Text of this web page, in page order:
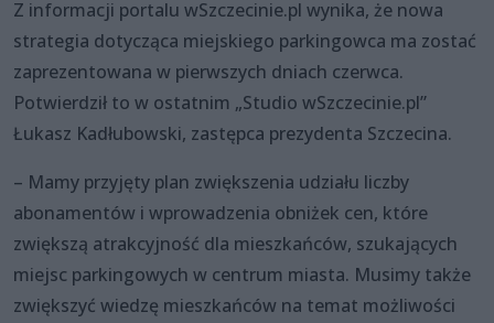
Z informacji portalu wSzczecinie.pl wynika, że nowa
strategia dotycząca miejskiego parkingowca ma zostać
zaprezentowana w pierwszych dniach czerwca.
Potwierdził to w ostatnim „Studio wSzczecinie.pl”
Łukasz Kadłubowski, zastępca prezydenta Szczecina.
– Mamy przyjęty plan zwiększenia udziału liczby
abonamentów i wprowadzenia obniżek cen, które
zwiększą atrakcyjność dla mieszkańców, szukających
miejsc parkingowych w centrum miasta. Musimy także
zwiększyć wiedzę mieszkańców na temat możliwości